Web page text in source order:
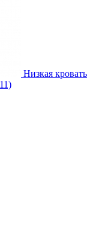
Низкая кровать